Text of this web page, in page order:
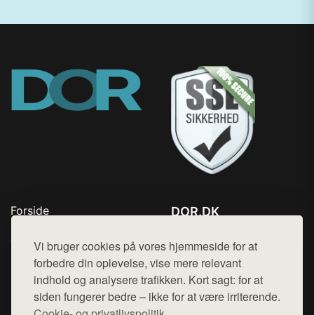
Vi bruger cookies på vores hjemmeside for at
forbedre din oplevelse, vise mere relevant
indhold og analysere trafikken. Kort sagt: for at
siden fungerer bedre – ikke for at være irriterende.
Forside
Top Rabatter
Kontakt
DOR.DK
Mail: hej@want.dk
Cookie- og privatlivspolitik